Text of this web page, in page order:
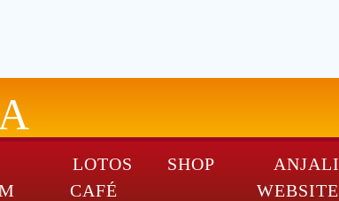
LOTOS
CAFÉ
SHOP
ANJALI
WEBSITE